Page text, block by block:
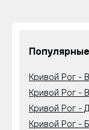
Кривой Рог -
Кривой Рог -
Кривой Рог -
Кривой Рог -